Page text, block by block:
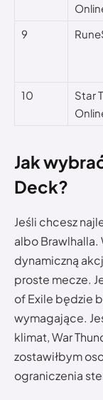
9
10
Star
Jak
Deck?
Jeśli chcesz
albo Brawlhalla.
dynamiczną
proste mecze.
of Exile będzie
wymagające.
klimat, War
zostawiłbym
ograniczenia